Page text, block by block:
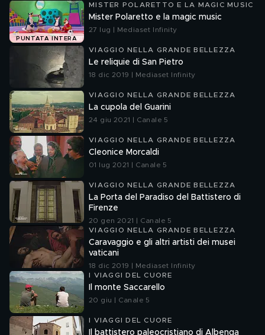
PUNTATA INTERA
MISTER POLARETTO E LA MAGIC MUSIC
Mister Polaretto e la magic music
27 lug | Mediaset Infinity
VIAGGIO NELLA GRANDE BELLEZZA
Le reliquie di San Pietro
18 dic 2019 | Mediaset Infinity
VIAGGIO NELLA GRANDE BELLEZZA
La cupola del Guarini
24 giu 2021 | Canale 5
VIAGGIO NELLA GRANDE BELLEZZA
Cleonice Morcaldi
01 lug 2021 | Canale 5
VIAGGIO NELLA GRANDE BELLEZZA
La Porta del Paradiso del Battistero di
Firenze
20 gen 2021 | Canale 5
VIAGGIO NELLA GRANDE BELLEZZA
Caravaggio e gli altri artisti dei musei
vaticani
18 dic 2019 | Mediaset Infinity
I VIAGGI DEL CUORE
Il monte Saccarello
20 giu | Canale 5
I VIAGGI DEL CUORE
Il battistero paleocristiano di Albenga